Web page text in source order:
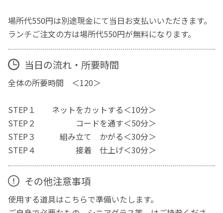
場所代550円は別途現金にて当日お支払いいただきます。
ランチご注文の方は場所代550円が無料になります。
当日の流れ・所要時間
全体の所要時間 ＜120＞
STEP１ ネットをカットする＜10分＞
STEP２ コードを通す＜50分＞
STEP３ 組み立て かがる＜30分＞
STEP４ 接着 仕上げ＜30分＞
その他注意事項
使用する道具はこちらで準備いたします。